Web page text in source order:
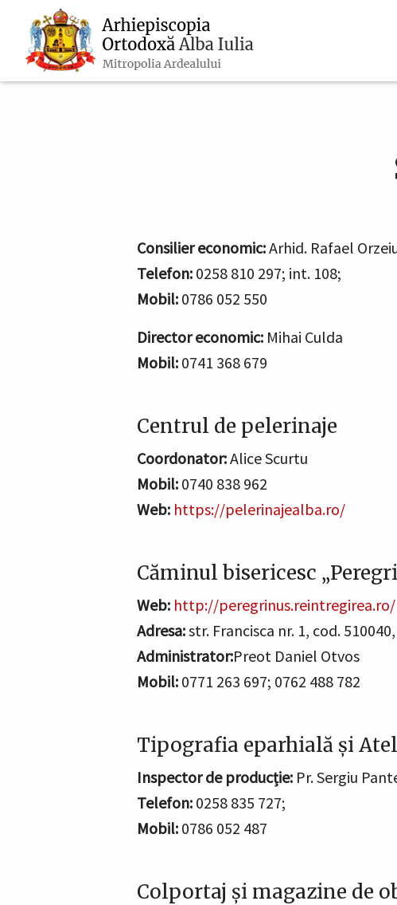
conţinutul
principal
Navigare
principală
Consilier economic:Arhid. Rafael
Telefon: 0258 810 297; int. 108;
Mobil: 0786 052 550
Director economic: Mihai Culda
Mobil: 0741 368 679
Centrul de pelerinaje
Coordonator:Alice Scurtu
Mobil: 0740 838 962
Web: https://pelerinajealba.ro/
Căminul bisericesc
Web: http://peregrinus.reintregirea.ro/
Adresa:str. Francisca nr. 1, cod.
Administrator:Preot Daniel Otvos
Mobil: 0771 263 697; 0762 488 782
Tipografia eparhială și
Inspector de producție: Pr. Sergiu
Telefon: 0258 835 727;
Mobil: 0786 052 487
Colportaj și magazine de